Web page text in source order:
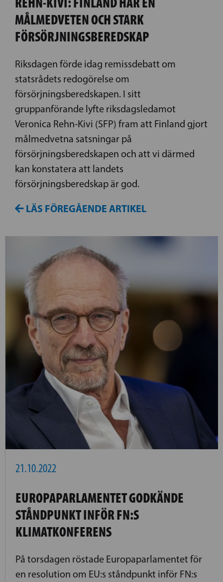
MÅLMEDVETEN OCH STARK
FÖRSÖRJNINGSBEREDSKAP
Riksdagen förde idag remissdebatt om
statsrådets redogörelse om
försörjningsberedskapen. I sitt
gruppanförande lyfte riksdagsledamot
Veronica Rehn-Kivi (SFP) fram att Finland gjort
målmedvetna satsningar på
försörjningsberedskapen och att vi därmed
kan konstatera att landets
försörjningsberedskap är god.
LÄS FÖREGÅENDE ARTIKEL
21.10.2022
EUROPAPARLAMENTET GODKÄNDE
STÅNDPUNKT INFÖR FN:S
KLIMATKONFERENS
På torsdagen röstade Europaparlamentet för
en resolution om EU:s ståndpunkt inför FN:s